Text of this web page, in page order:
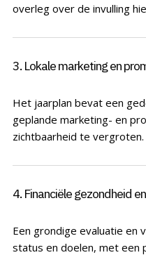
overleg over de invulling
3. Lokale marketing en
Het jaarplan bevat een
geplande marketing- en
zichtbaarheid te vergroten.
4. Financiële gezondheid
Een grondige evaluatie en
status en doelen, met een